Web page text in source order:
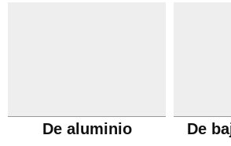
De aluminio De